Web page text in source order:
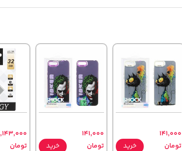
141,000
تومان
خرید
141,000
تومان
خرید
تومان